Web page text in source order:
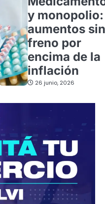
y monopolio:
aumentos sin
freno por
encima de la
inflación
26 junio, 2026